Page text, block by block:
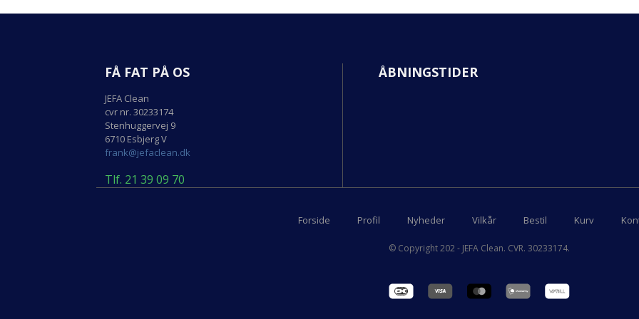
FÅ FAT PÅ OS
JEFA Clean
cvr nr. 30233174
Stenhuggervej 9
6710 Esbjerg V
frank@jefaclean.dk
Tlf. 21 39 09 70
ÅBNINGSTIDER
Forside Profil Nyheder Vilkår Bestil Kurv
© Copyright 202 - JEFA Clean. CVR. 30233174.